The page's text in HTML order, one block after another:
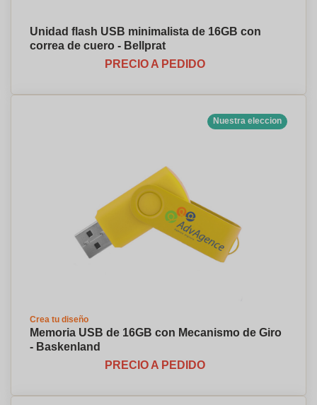
Unidad flash USB minimalista de 16GB con
correa de cuero - Bellprat
PRECIO A PEDIDO
Nuestra eleccion
Crea tu diseño
Memoria USB de 16GB con Mecanismo de Giro
- Baskenland
PRECIO A PEDIDO